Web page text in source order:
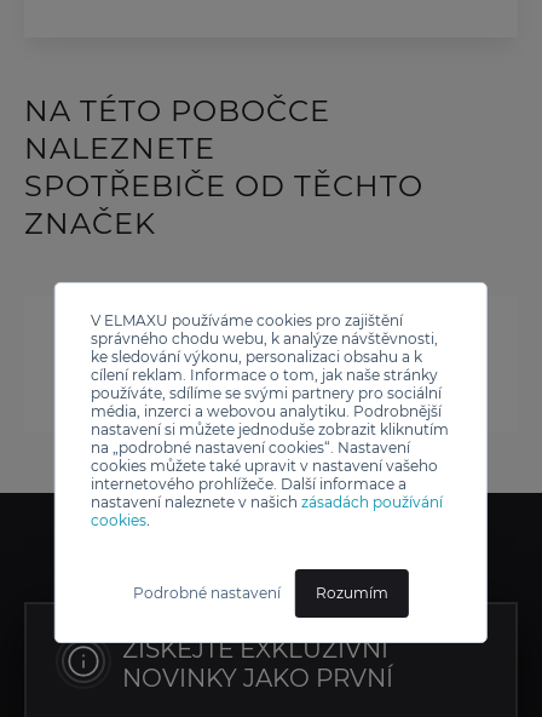
V ELMAXU používáme cookies pro zajištění
správného chodu webu, k analýze návštěvnosti,
ke sledování výkonu, personalizaci obsahu a k
cílení reklam. Informace o tom, jak naše stránky
používáte, sdílíme se svými partnery pro sociální
média, inzerci a webovou analytiku. Podrobnější
nastavení si můžete jednoduše zobrazit kliknutím
na „podrobné nastavení cookies“. Nastavení
cookies můžete také upravit v nastavení vašeho
internetového prohlížeče. Další informace a
nastavení naleznete v našich zásadách používání
cookies.
Podrobné nastavení Rozumím
NA TÉTO POBOČCE
NALEZNETE
SPOTŘEBIČE OD TĚCHTO
ZNAČEK
ZÍSKEJTE EXKLUZIVNÍ
NOVINKY JAKO PRVNÍ